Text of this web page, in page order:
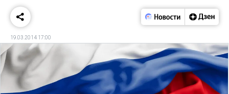
19.03.2014 17:00